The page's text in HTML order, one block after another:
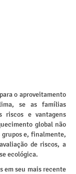
o aproveitamento
se as famílias
riscos e vantagens
global não
e, finalmente,
de riscos, a
ecológica.
em seu mais recente